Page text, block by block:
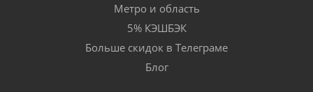
Метро и область
5% КЭШБЭК
Больше скидок в Телеграме
Блог